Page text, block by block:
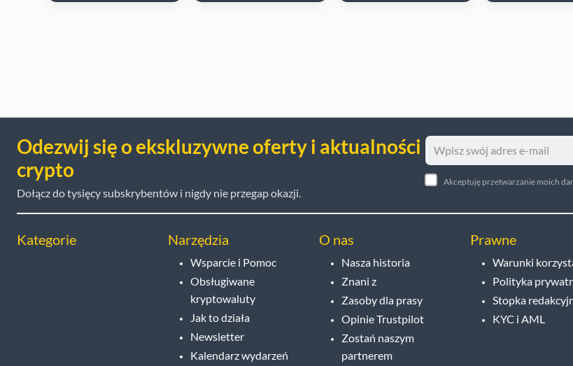
Odezwij się o ekskluzywne oferty i aktualności
crypto
Dołącz do tysięcy subskrybentów i nigdy nie przegap okazji.
Akceptuję przetwarzanie moich
Kategorie Narzędzia
Wsparcie i Pomoc
Obsługiwane
kryptowaluty
Jak to działa
Newsletter
Kalendarz wydarzeń
O nas
Nasza historia
Znani z
Zasoby dla prasy
Opinie Trustpilot
Zostań naszym
partnerem
Prawne
Warunki
Polityka
Stopka
KYC i AML